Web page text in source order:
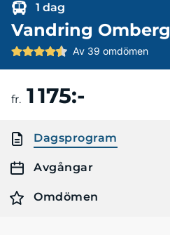
1 dag
Vandring Omberg
Av 39 omdömen
fr. 1 175:-
Dagsprogram
Avgångar
Omdömen